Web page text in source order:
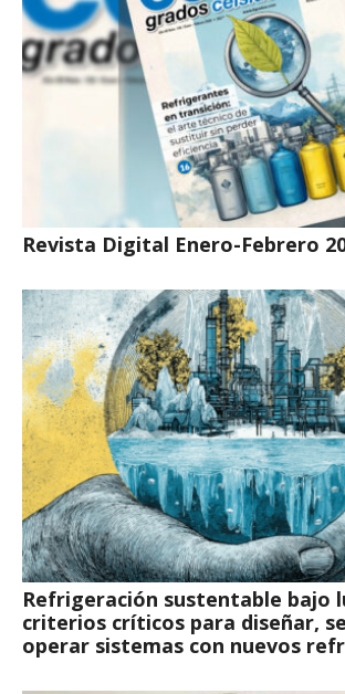
Revista Digital Enero-Febrero
Refrigeración sustentable bajo
criterios críticos para diseñar,
operar sistemas con nuevos